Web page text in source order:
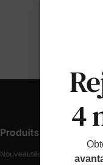
Produits
Nouveautés Et En Vedette
4